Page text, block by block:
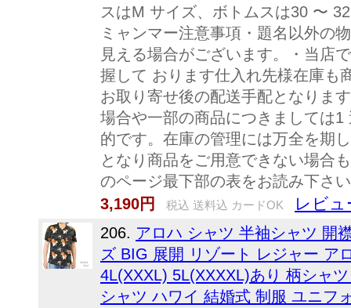
スはM サイズ、ボトムスは30 〜
ミャンマー注意事項・題名以外の
見える場合がございます。・当店
握して おります仕入れ先様在庫も
お取り寄せ後の配送手配となりま
場合や一部の商品につきましては
的です。在庫の管理には万全を期
となり商品をご用意できない場合
のページ最下部の表をお読み下さ
3,190円
税込 送料込 カードOK レビュ
206. アロハ シャツ 半袖シャツ 開
ズ BIG 展開 リゾート レジャー ア
4L(XXXL) 5L(XXXXL)あり 柄シャ
シャツ ハワイ 結婚式 制服 ユニフ